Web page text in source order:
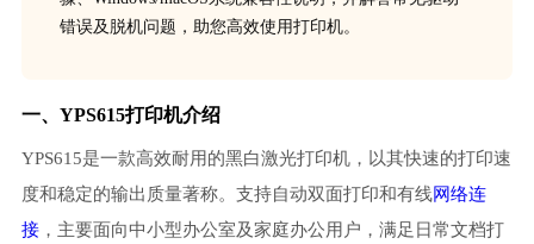
错误及脱机问题，助您高效使用打印机。
一、YPS615打印机介绍
YPS615是一款高效耐用的黑白激光打印机，以其快速的打印速
度和稳定的输出质量著称。支持自动双面打印和有线网络连
接，主要面向中小型办公室及家庭办公用户，满足日常文档打